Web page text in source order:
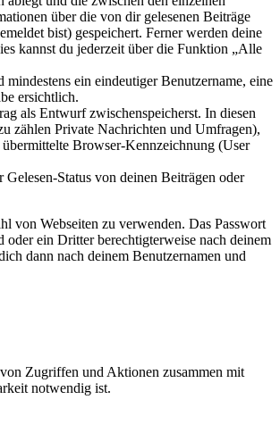
über die von dir gelesenen Beiträge
bist) gespeichert. Ferner werden deine
kannst du jederzeit über die Funktion „Alle
ein eindeutiger Benutzername, eine
ersichtlich.
als Entwurf zwischenspeicherst. In diesen
zählen Private Nachrichten und Umfragen),
Browser-Kennzeichnung (User
Status von deinen Beiträgen oder
von Webseiten zu verwenden. Das Passwort
ein Dritter berechtigterweise nach deinem
dann nach deinem Benutzernamen und
Zugriffen und Aktionen zusammen mit
notwendig ist.